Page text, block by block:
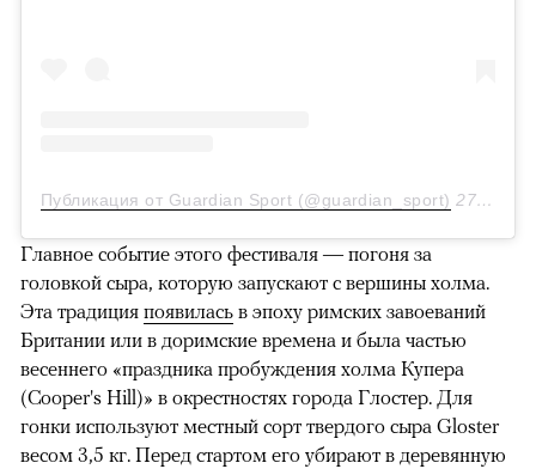
Публикация от Guardian Sport (@guardian_sport) 27 Май 2019 в 6:23 PDT
Главное событие этого фестиваля — погоня за
головкой сыра, которую запускают с вершины холма.
Эта традиция появилась в эпоху римских завоеваний
Британии или в доримские времена и была частью
весеннего «праздника пробуждения холма Купера
(Cooper's Hill)» в окрестностях города Глостер. Для
гонки используют местный сорт твердого сыра Gloster
весом 3,5 кг. Перед стартом его убирают в деревянную